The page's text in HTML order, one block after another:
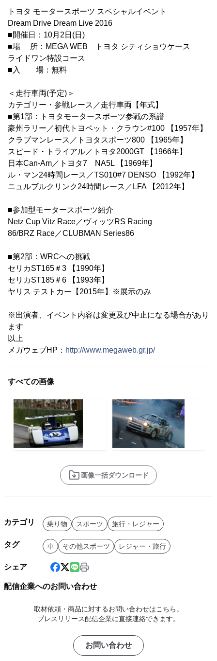
トヨタ モータースポーツ スペシャルイベント
Dream Drive Dream Live 2016
■開催日：10月2日(日)
■場 所：MEGA WEB トヨタ シティショウケース
ライドワン特設コース
■入 場：無料
＜走行車両(予定)＞
カテゴリー・参戦レース／走行車両【年式】
■第1部：トヨタモータースポーツ参戦の系譜
豪州ラリー／初代トヨペット・クラウン#100 【1957年】
クラブマンレース／トヨタスポーツ800 【1965年】
スピード・トライアル／トヨタ2000GT 【1966年】
日本Can-Am／トヨタ7 NA5L 【1969年】
ル・マン24時間レース／TS010#7 DENSO 【1992年】
ニュルブルクリンク24時間レース／LFA 【2012年】
■参加型モータースポーツ紹介
Netz Cup Vitz Race／ヴィッツRS Racing
86/BRZ Race／CLUBMAN Series86
■第2部：WRCへの挑戦
セリカST165＃3 【1990年】
セリカST185＃6 【1993年】
ヤリス テストカー【2015年】※展示のみ
※出演者、イベント内容は変更及び中止になる場合があり
ます
以上
メガウェブHP： http://www.megaweb.gr.jp/
すべての画像
画像一括ダウンロード
カテゴリ 乗り物 スポーツ 旅行・レジャー
タグ 車 その他スポーツ レジャー・旅行
シェア
配信企業へのお問い合わせ
取材依頼・商品に対するお問い合わせはこちら。
プレスリリース配信企業に直接連絡できます。
お問い合わせ